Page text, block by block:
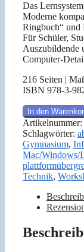
Das
Moderne
Ringbuch“ und
Für Schüler,
Auszubildende
Computer-
216 Seiten |
ISBN 978-3-
CU-
Book
Original
(PDF)
Menge
In den
Artikelnummer:
Schlagwörter:
Gymnasium,
Mac/Windows/
Technik,